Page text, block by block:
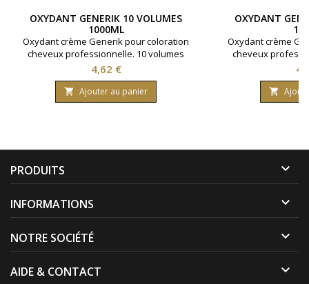
OXYDANT GENERIK 10 VOLUMES
1000ML
Oxydant crème Generik pour coloration
cheveux professionnelle. 10 volumes
contenant 3% d'eau oxygénée. Formule
avec une enrichissement en huile
protectrice reine des près ( limnanthes
alba ).Bouteille contenant 1000 ml.
Prix
4,62 €
 Ajouter au panier
OXYDANT
Oxydant crème
cheveux
contenant 9%
avec une
protectrice reine
alba ).Bouteille

PRODUITS 
INFORMATIONS 
NOTRE SOCIÉTÉ 
AIDE & CONTACT 